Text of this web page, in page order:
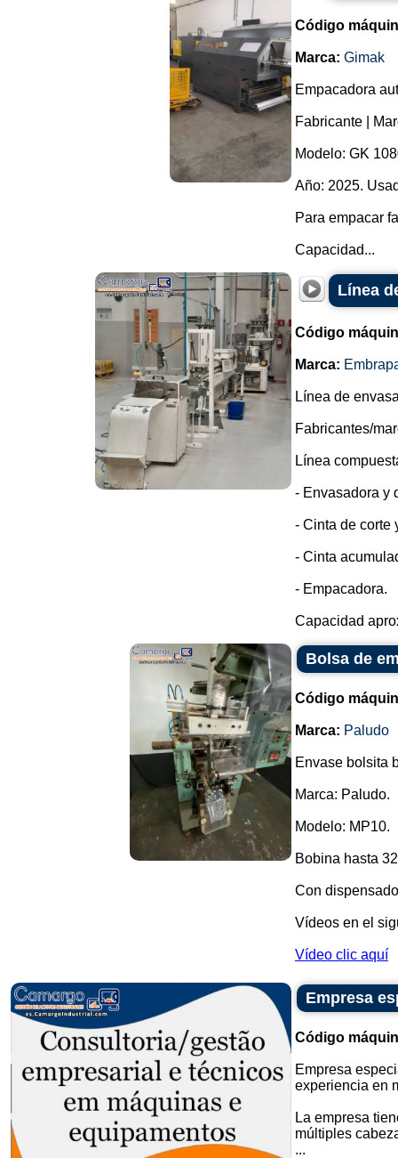
Código
Marca: Gimak
Empacadora
Fabricante |
Modelo: GK
Año: 2025.
Para empacar
Capacidad...
Línea
Código
Marca:
Línea de
Fabricantes/
Línea
- Envasadora y
- Cinta de corte
- Cinta
- Empacadora.
Capacidad
Bolsa de
Código
Marca: Paludo
Envase bolsita
Marca: Paludo.
Modelo: MP10.
Bobina hasta
Con
Vídeos en el
Vídeo clic aquí
Empresa
Código
Empresa
experiencia en
La empresa
múltiples
...